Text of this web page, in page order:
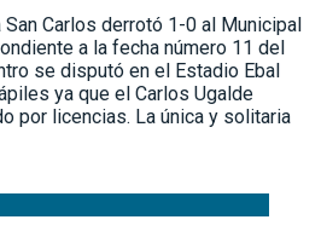
Carlos derrotó 1-0 al Municipal
a la fecha número 11 del
se disputó en el Estadio Ebal
ya que el Carlos Ugalde
por licencias. La única y solitaria